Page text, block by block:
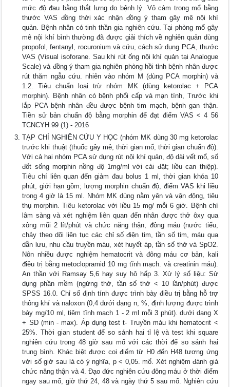
mức độ đau bằng thắt lưng do bệnh lý. Vô cảm trong mổ bằng
thước VAS đồng thời xác nhận đồng ý tham gây mê nội khí
quản. Bệnh nhân có tinh thần gia nghiên cứu. Tại phòng mổ gây
mê nội khí bình thường đã được giải thích về nghiên quản dùng
propofol, fentanyl, rocuronium và cứu, cách sử dụng PCA, thước
VAS (Visual isoforane. Sau khi rút ống nội khí quản tại Analogue
Scale) và đồng ý tham gia nghiên phòng hồi tỉnh bệnh nhân được
rút thăm ngẫu cứu. nhiên vào nhóm M (dùng PCA morphin) và
1.2. Tiêu chuẩn loại trừ nhóm MK (dùng ketorolac + PCA
morphin). Bệnh nhân có bệnh phổi cấp và mạn tính, Trước khi
lắp PCA bệnh nhân đều được bệnh tim mạch, bệnh gan thận.
Tiền sử bản chuẩn độ bằng morphin để đạt điểm VAS < 4 56
TCNCYH 99 (1) - 2016
TẠP CHÍ NGHIÊN CỨU Y HỌC (nhóm MK dùng 30 mg ketorolac
trước khi thuật (thuốc gây mê, thời gian mổ, thời gian chuẩn độ).
Với cả hai nhóm PCA sử dụng rút nội khí quản, độ dài vết mổ, số
đốt sống morphin nồng độ 1mg/ml với cài đặt; liều can thiệp).
Tiêu chí liên quan đến giảm đau bolus 1 ml, thời gian khóa 10
phút, giới hạn gồm; lượng morphin chuẩn độ, điểm VAS khi liều
trong 4 giờ là 15 ml. Nhóm MK dùng nằm yên và vận động, tiêu
thụ morphin. Tiêu ketorolac với liều 15 mg/ mỗi 6 giờ. Bệnh chí
lâm sàng và xét nghiệm liên quan đến nhân được thở ôxy qua
xông mũi 2 lít/phút và chức năng thận, đông máu (nước tiểu,
chảy theo dõi liên tục các chỉ số điện tim, tần số tim, máu qua
dẫn lưu, nhu cầu truyền máu, xét huyết áp, tần số thở và SpO2.
Nôn nhiều được nghiệm hematocrit và đông máu cơ bản, kali
điều trị bằng metoclopramid 10 mg tĩnh mạch. và creatinin máu).
An thần với Ramsay 5,6 hay suy hô hấp 3. Xử lý số liệu: Sử
dụng phần mềm (ngừng thở, tần số thở < 10 lần/phút) được
SPSS 16.0. Chỉ số định tính được trình bày điều trị bằng hỗ trợ
thông khí và naloxon (0,4 dưới dạng n, %, định lượng được trình
bày mg/10 ml, tiêm tĩnh mạch 1 - 2 ml mỗi 3 phút). dưới dạng X
+ SD (min - max). Áp dụng test t- Truyền máu khi hematocrit <
25%. Thời gian student để so sánh hai tỉ lệ và test khi square
nghiên cứu trong 48 giờ sau mổ với các thời để so sánh hai
trung bình. Khác biệt được coi điểm từ H0 đến H48 tương ứng
với số giờ sau là có ý nghĩa, p < 0,05. mổ. Xét nghiệm đánh giá
chức năng thận và 4. Đạo đức nghiên cứu đông máu ở thời điểm
ngay sau mổ, giờ thứ 24, 48 và ngày thứ 5 sau mổ. Nghiên cứu